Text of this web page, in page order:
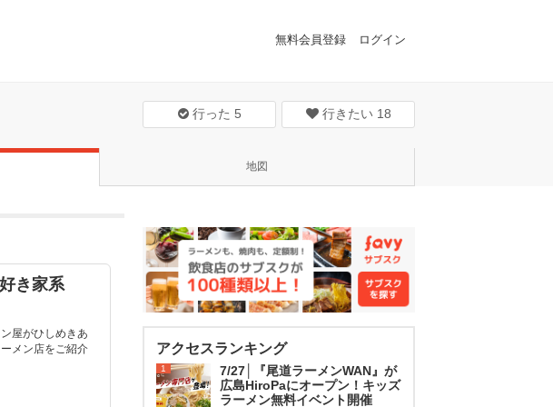
無料会員登録 ログイン
行った 5 行きたい 18
地図
き家系
屋がひしめきあ
メン店をご紹介
アクセスランキング
1
7/27│『尾道ラーメンWAN』が
広島HiroPaにオープン！キッズ
ラーメン無料イベント開催